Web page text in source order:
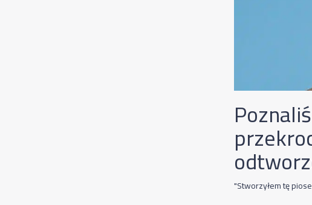
"Stworzyłem tę